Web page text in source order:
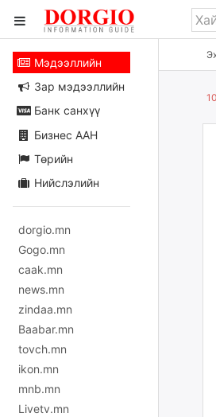
Мэдээллийн
Зар мэдээллийн
Банк санхүү
Бизнес ААН
Төрийн
Нийслэлийн
dorgio.mn
Gogo.mn
caak.mn
news.mn
zindaa.mn
Baabar.mn
tovch.mn
ikon.mn
mnb.mn
Livetv.mn